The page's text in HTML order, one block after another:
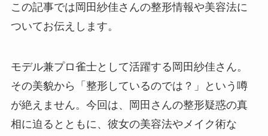
この記事では岡田紗佳さんの整形情報や美容法に
ついてお伝えします。
モデル兼プロ雀士として活躍する岡田紗佳さん。
その美貌から「整形しているのでは？」という噂
が絶えません。今回は、岡田さんの整形疑惑の真
相に迫るとともに、彼女の美容法やメイク術な